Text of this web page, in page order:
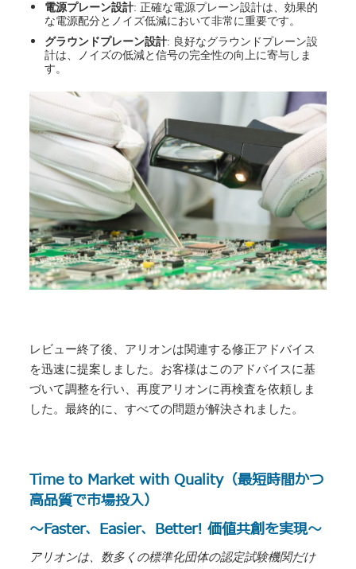
電源プレーン設計: 正確な電源プレーン設計は、効果的
な電源配分とノイズ低減において非常に重要です。
グラウンドプレーン設計: 良好なグラウンドプレーン設
計は、ノイズの低減と信号の完全性の向上に寄与しま
す。
レビュー終了後、アリオンは関連する修正アドバイス
を迅速に提案しました。お客様はこのアドバイスに基
づいて調整を行い、再度アリオンに再検査を依頼しま
した。最終的に、すべての問題が解決されました 。
Time to Market with Quality（最短時間かつ
高品質で市場投入）
～Faster、Easier、Better! 価値共創を実現～
アリオンは、数多くの標準化団体の認定試験機関だけ